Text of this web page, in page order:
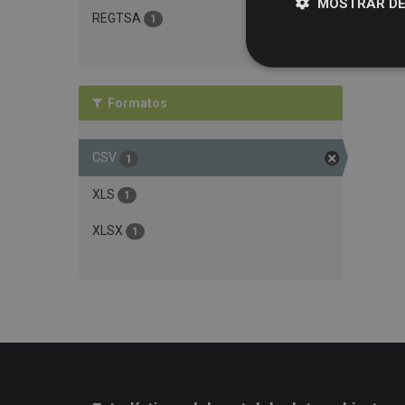
REGTSA 1
Formatos
CSV 1
XLS 1
XLSX 1